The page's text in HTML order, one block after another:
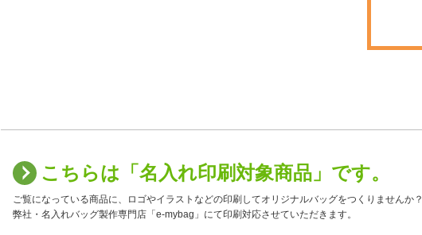
こちらは「名入れ印刷対象商品」です。
ご覧になっている商品に、ロゴやイラストなどの印刷してオリジナルバッグをつくりませんか？
弊社・名入れバッグ製作専門店「e-mybag」にて印刷対応させていただきます。